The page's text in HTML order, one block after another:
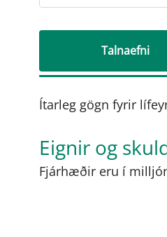
Talnaefni
Ítarleg gögn fyrir
Eignir og
Fjárhæðir eru í